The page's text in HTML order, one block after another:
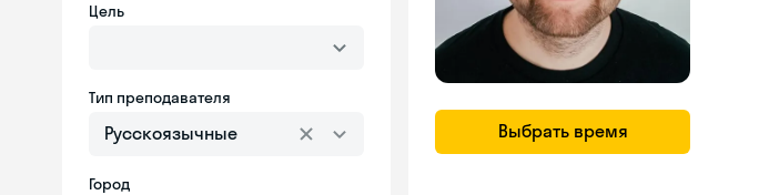
Цель
Тип преподавателя
Русскоязычные
Город
Выбрать время